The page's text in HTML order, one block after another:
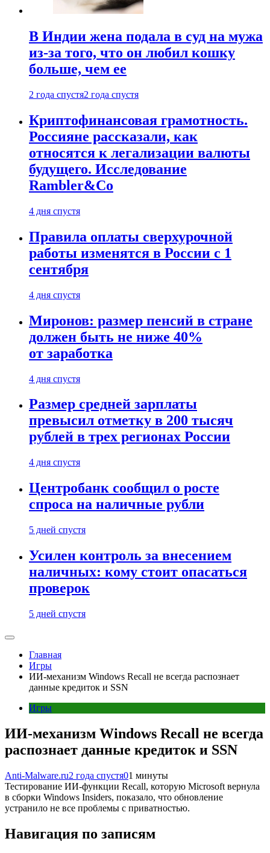
В Индии жена подала в суд на мужа
из-за того, что он любил кошку
больше, чем ее
2 года спустя2 года спустя
Криптофинансовая грамотность.
Россияне рассказали, как
относятся к легализации валюты
будущего. Исследование
Rambler&Co
4 дня спустя
Правила оплаты сверхурочной
работы изменятся в России с 1
сентября
4 дня спустя
Миронов: размер пенсий в стране
должен быть не ниже 40%
от заработка
4 дня спустя
Размер средней зарплаты
превысил отметку в 200 тысяч
рублей в трех регионах России
4 дня спустя
Центробанк сообщил о росте
спроса на наличные рубли
5 дней спустя
Усилен контроль за внесением
наличных: кому стоит опасаться
проверок
5 дней спустя
Главная
Игры
ИИ-механизм Windows Recall не всегда распознает
данные кредиток и SSN
Игры
ИИ-механизм Windows Recall не всегда
распознает данные кредиток и SSN
Anti-Malware.ru2 года спустя01 минуты
Тестирование ИИ-функции Recall, которую Microsoft вернула
в сборки Windows Insiders, показало, что обновление
устранило не все проблемы с приватностью.
Навигация по записям